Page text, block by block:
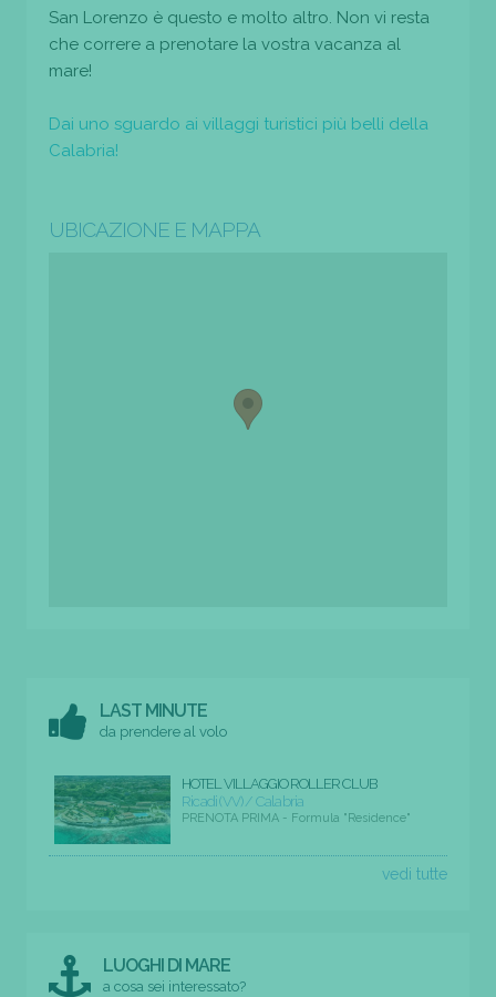
San Lorenzo è questo e molto altro. Non vi resta
che correre a prenotare la vostra vacanza al
mare!
Dai uno sguardo ai villaggi turistici più belli della
Calabria!
UBICAZIONE E MAPPA
LAST MINUTE
da prendere al volo
HOTEL VILLAGGIO ROLLER CLUB
Ricadi (VV) / Calabria
PRENOTA PRIMA - Formula "Residence"
vedi tutte
LUOGHI DI MARE
a cosa sei interessato?